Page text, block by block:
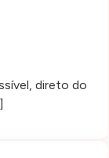
direto do